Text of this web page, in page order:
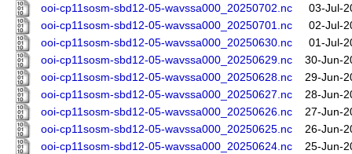
ooi-cp11sosm-sbd12-05-wavssa000_20250702.nc
03-Jul-
ooi-cp11sosm-sbd12-05-wavssa000_20250701.nc
02-Jul-
ooi-cp11sosm-sbd12-05-wavssa000_20250630.nc
01-Jul-
ooi-cp11sosm-sbd12-05-wavssa000_20250629.nc
30-Jun-
ooi-cp11sosm-sbd12-05-wavssa000_20250628.nc
29-Jun-
ooi-cp11sosm-sbd12-05-wavssa000_20250627.nc
28-Jun-
ooi-cp11sosm-sbd12-05-wavssa000_20250626.nc
27-Jun-
ooi-cp11sosm-sbd12-05-wavssa000_20250625.nc
26-Jun-
ooi-cp11sosm-sbd12-05-wavssa000_20250624.nc
25-Jun-